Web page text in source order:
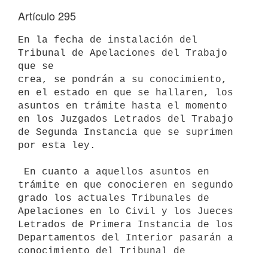
Artículo 295
En la fecha de instalación del
Tribunal de Apelaciones del Trabajo
que se
crea, se pondrán a su conocimiento,
en el estado en que se hallaren, los
asuntos en trámite hasta el momento
en los Juzgados Letrados del Trabajo
de Segunda Instancia que se suprimen
por esta ley.
trámite en que conocieren en segundo
grado los actuales Tribunales de
Apelaciones en lo Civil y los Jueces
Letrados de Primera Instancia de los
Departamentos del Interior pasarán a